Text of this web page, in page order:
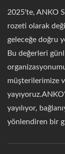
2025'te, ANKO
rozeti olarak
geleceğe doğru
Bu değerleri
müşterilerimize
yayılıyor,
yönlendiren bir